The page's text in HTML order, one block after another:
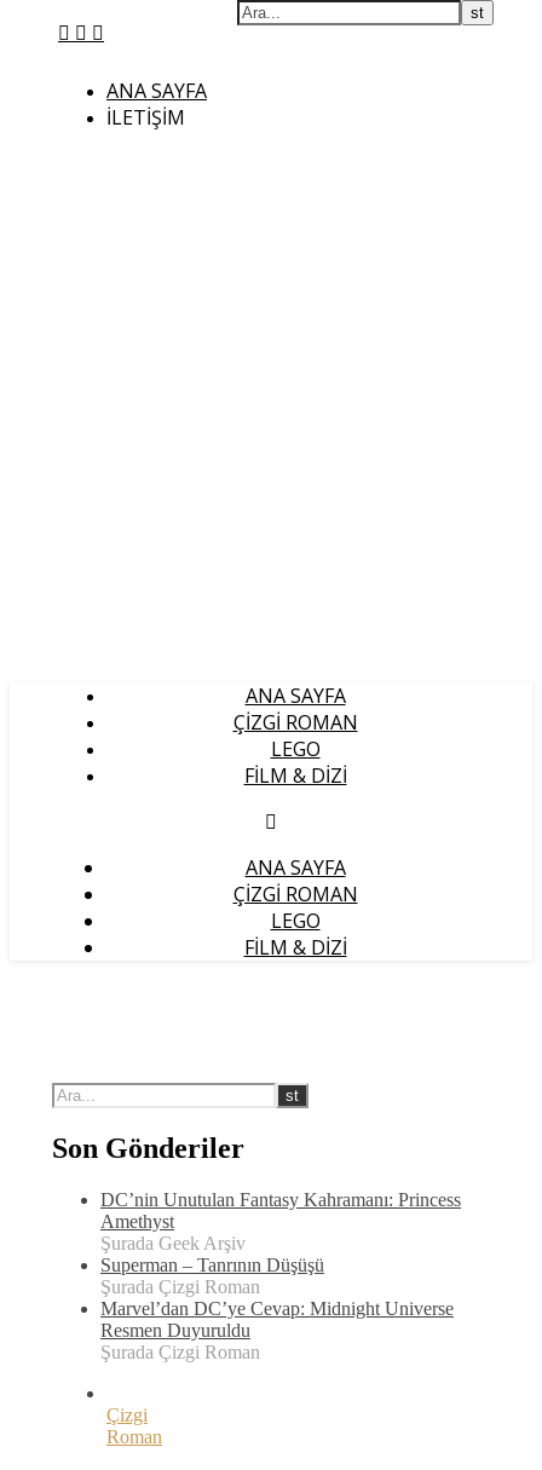
ANA SAYFA
İLETIŞIM
ANA SAYFA
ÇIZGI ROMAN
LEGO
FILM & DIZI
ANA SAYFA
ÇIZGI ROMAN
LEGO
FILM & DIZI
Son Gönderiler
DC’nin Unutulan Fantasy Kahramanı: Princess
Amethyst
Şurada Geek Arşiv
Superman – Tanrının Düşüşü
Şurada Çizgi Roman
Marvel’dan DC’ye Cevap: Midnight Universe
Resmen Duyuruldu
Şurada Çizgi Roman
Çizgi
Roman